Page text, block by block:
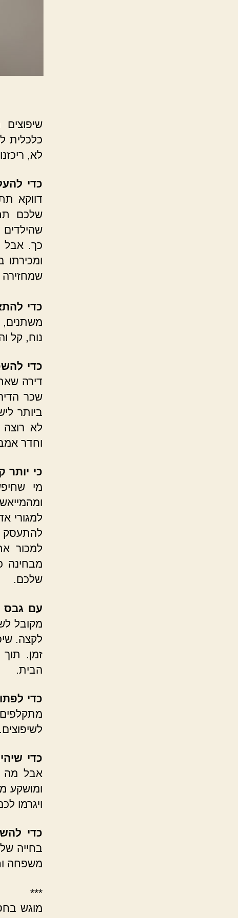
כלכלית
לא,
כדי
דווקא
שלכם
שהילדים
כך. אבל
כדי
משתנים,
נוח, קל
כדי
דירה
שכר
ביותר
לא
וחדר
כי
מי
למגורי
להתעסק
למכור
מבחינה
שלכם.
עם גבס
מקובל
לקצה.
זמן.
הבית.
כדי
לשיפוצים.
כדי
אבל מה
ומושקע
ויגרמו
כדי
בחייה
משפחה
***
מוגש